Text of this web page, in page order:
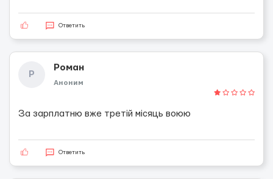
Ответить
Р
Роман
Аноним
За зарплатню вже третій місяць воюю
Ответить